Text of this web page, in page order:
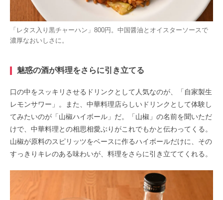
「レタス入り黒チャーハン」800円。中国醤油とオイスターソースで
濃厚なおいしさに。
魅惑の酒が料理をさらに引き立てる
口の中をスッキリさせるドリンクとして人気なのが、「自家製生
レモンサワー」。また、中華料理店らしいドリンクとして体験し
てみたいのが「山椒ハイボール」だ。「山椒」の名前を聞いただ
けで、中華料理との相思相愛ぶりがこれでもかと伝わってくる。
山椒が原料のスピリッツをベースに作るハイボールだけに、その
すっきりキレのある味わいが、料理をさらに引き立ててくれる。